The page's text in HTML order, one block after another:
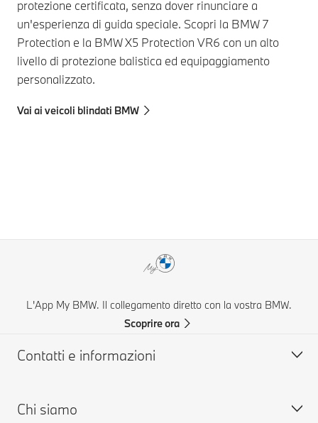
protezione certificata, senza dover rinunciare a
un'esperienza di guida speciale. Scopri la BMW 7
Protection e la BMW X5 Protection VR6 con un alto
livello di protezione balistica ed equipaggiamento
personalizzato.
Vai ai veicoli blindati BMW
L'App My BMW. Il collegamento diretto con la vostra BMW.
Scoprire ora
Contatti e informazioni
Aiuto & Contatti
Chi siamo